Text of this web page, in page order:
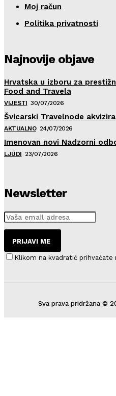
Moj račun
Politika privatnosti
Najnovije objave
Hrvatska u izboru za
Food and Travela
VIJESTI 30/07/2026
Švicarski Travelnode
AKTUALNO 24/07/2026
Imenovan novi Nadzorni
LJUDI 23/07/2026
Newsletter
PRIJAVI ME
Klikom na kvadratić
Sva prava pridržana ©